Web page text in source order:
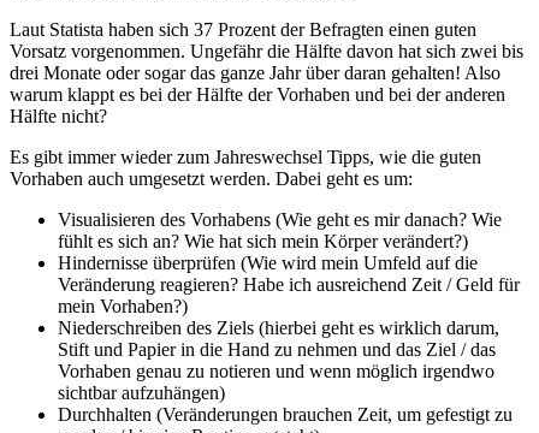
Laut Statista haben sich 37 Prozent der Befragten einen guten
Vorsatz vorgenommen. Ungefähr die Hälfte davon hat sich zwei bis
drei Monate oder sogar das ganze Jahr über daran gehalten! Also
warum klappt es bei der Hälfte der Vorhaben und bei der anderen
Hälfte nicht?
Es gibt immer wieder zum Jahreswechsel Tipps, wie die guten
Vorhaben auch umgesetzt werden. Dabei geht es um:
Visualisieren des Vorhabens (Wie geht es mir danach? Wie
fühlt es sich an? Wie hat sich mein Körper verändert?)
Hindernisse überprüfen (Wie wird mein Umfeld auf die
Veränderung reagieren? Habe ich ausreichend Zeit / Geld für
mein Vorhaben?)
Niederschreiben des Ziels (hierbei geht es wirklich darum,
Stift und Papier in die Hand zu nehmen und das Ziel / das
Vorhaben genau zu notieren und wenn möglich irgendwo
sichtbar aufzuhängen)
Durchhalten (Veränderungen brauchen Zeit, um gefestigt zu